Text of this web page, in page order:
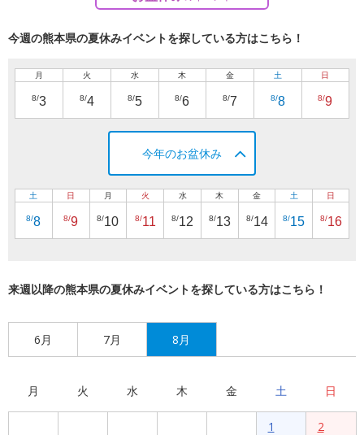
今週の熊本県の夏休みイベントを探している方はこちら！
月
8/3
火
8/4
水
8/5
木
8/6
金
8/7
土
8/8
日
8/9
今年のお盆休み
土
8/8
日
8/9
月
8/10
火
8/11
水
8/12
木
8/13
金
8/14
土
8/15
日
8/16
来週以降の熊本県の夏休みイベントを探している方はこちら！
6月 7月 8月
月 火 水 木 金 土 日
1 2